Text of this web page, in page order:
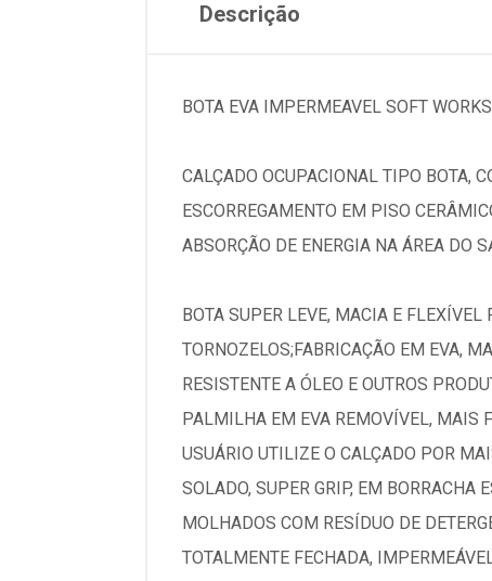
Descrição
BOTA EVA IMPERMEAVEL SOFT
CALÇADO OCUPACIONAL TIPO BOTA,
ESCORREGAMENTO EM PISO
ABSORÇÃO DE ENERGIA NA ÁREA DO
BOTA SUPER LEVE, MACIA E
TORNOZELOS;FABRICAÇÃO EM EVA,
RESISTENTE A ÓLEO E OUTROS
PALMILHA EM EVA REMOVÍVEL, MAIS
USUÁRIO UTILIZE O CALÇADO POR
SOLADO, SUPER GRIP, EM BORRACHA
MOLHADOS COM RESÍDUO DE
TOTALMENTE FECHADA,